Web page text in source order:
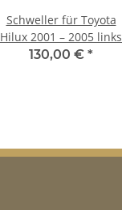
Schweller für Toyota
Hilux 2001 – 2005 links
130,00 € *